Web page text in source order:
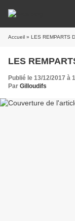
Accueil » LES REMPARTS
LES
Publié le 13/12/2017 à
Par Gilloudifs